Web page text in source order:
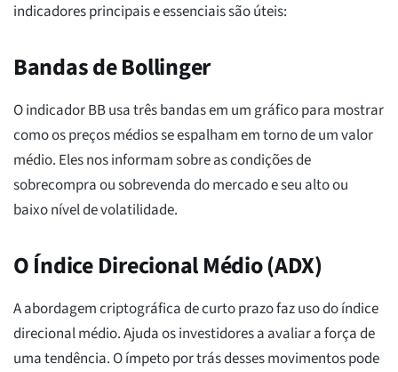
indicadores principais e essenciais são úteis:
Bandas de Bollinger
O indicador BB usa três bandas em um gráfico para mostrar
como os preços médios se espalham em torno de um valor
médio. Eles nos informam sobre as condições de
sobrecompra ou sobrevenda do mercado e seu alto ou
baixo nível de volatilidade.
O Índice Direcional Médio (ADX)
A abordagem criptográfica de curto prazo faz uso do índice
direcional médio. Ajuda os investidores a avaliar a força de
uma tendência. O ímpeto por trás desses movimentos pode